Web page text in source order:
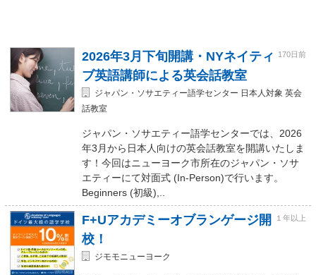
2026年3月下旬開講・NYネイティ
ブ英語講師による英会話教室
170日前
ジャパン・ソサエティー語学センター 日本人対象 英会
話教室
ジャパン・ソサエティー語学センターでは、2026
年3月から日本人向けの英会話教室を開講いたしま
す！今回はニューヨーク市所在のジャパン・ソサ
エティーにて対面式 (In-Person)で行います。
Beginners (初級),..
F+Uアカデミーオブランゲージ開
校！
１年以上
ジモモニューヨーク